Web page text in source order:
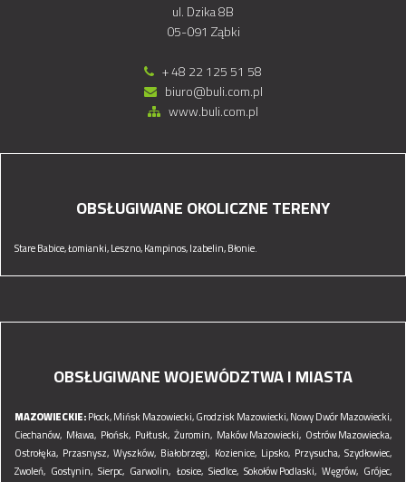
ul. Dzika 8B
05-091 Ząbki
+ 48 22 125 51 58
biuro@buli.com.pl
www.buli.com.pl
OBSŁUGIWANE OKOLICZNE TERENY
Stare Babice,Łomianki,Leszno,Kampinos,Izabelin,Błonie.
OBSŁUGIWANE WOJEWÓDZTWA I MIASTA
MAZOWIECKIE:Płock,Mińsk Mazowiecki,Grodzisk Mazowiecki,Nowy Dwór Mazowiecki,
Ciechanów, Mława, Płońsk, Pułtusk, Żuromin, Maków Mazowiecki, Ostrów Mazowiecka,
Ostrołęka, Przasnysz, Wyszków, Białobrzegi, Kozienice, Lipsko, Przysucha, Szydłowiec,
Zwoleń, Gostynin, Sierpc, Garwolin, Łosice, Siedlce, Sokołów Podlaski, Węgrów, Grójec,